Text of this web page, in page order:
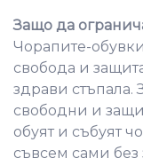
Защо да
Чорапите-
свобода и
здрави стъпала.
свободни и
обуят и събуят
съвсем сами без